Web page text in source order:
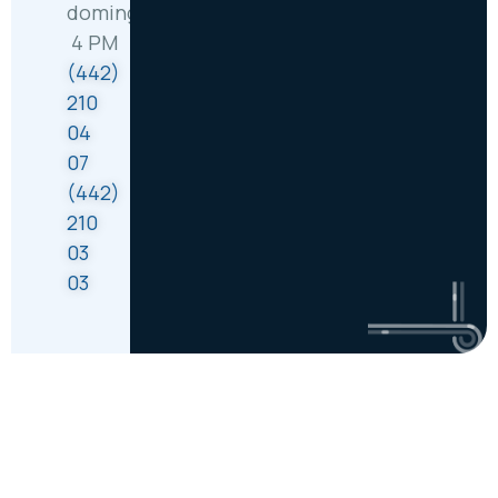
domingo: 8 AM –
4 PM
(442)
210
04
07
(442)
210
03
03